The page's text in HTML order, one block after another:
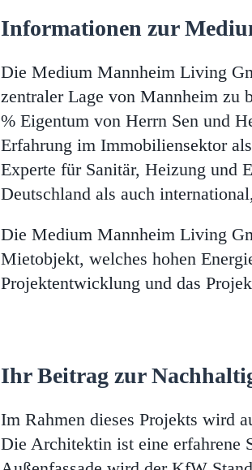
Informationen zur
Die Medium Mannheim Living
zentraler Lage von Mannheim zu
% Eigentum von Herrn Sen und
Erfahrung im Immobiliensektor
Experte für Sanitär, Heizung und
Deutschland als auch
Die Medium Mannheim Living
Mietobjekt, welches hohen
Projektentwicklung und das
Ihr Beitrag zur
Im Rahmen dieses Projekts wird
Die Architektin ist eine erfahrene